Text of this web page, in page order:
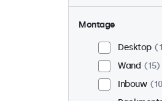
Montage
Desktop
Wand
15
Inbouw
10